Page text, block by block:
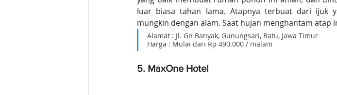
luar biasa tahan lama. Atapnya terbuat dari ijuk
mungkin dengan alam. Saat hujan menghantam atap
Alamat : Jl. Gn Banyak, Gunungsari, Batu, Jawa Timur
Harga : Mulai dari Rp 490.000 / malam
5. MaxOne Hotel